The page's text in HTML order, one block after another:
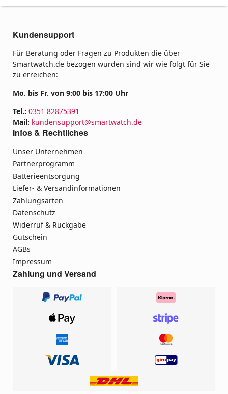
Kundensupport
Für Beratung oder Fragen zu Produkten die über
Smartwatch.de bezogen wurden sind wir wie folgt für Sie
zu erreichen:
Mo. bis Fr. von 9:00 bis 17:00 Uhr
Tel.: 0351 82875391
Mail: kundensupport@smartwatch.de
Infos & Rechtliches
Unser Unternehmen
Partnerprogramm
Batterieentsorgung
Liefer- & Versandinformationen
Zahlungsarten
Datenschutz
Widerruf & Rückgabe
Gutschein
AGBs
Impressum
Zahlung und Versand